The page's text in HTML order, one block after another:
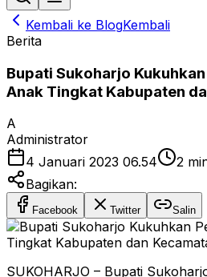
Kembali ke BlogKembali
Berita
Bupati Sukoharjo
Anak Tingkat Kabupaten
A
Administrator
4 Januari 2023 06.54
2
Bagikan:
Facebook Twitter Salin
SUKOHARJO – Bupati